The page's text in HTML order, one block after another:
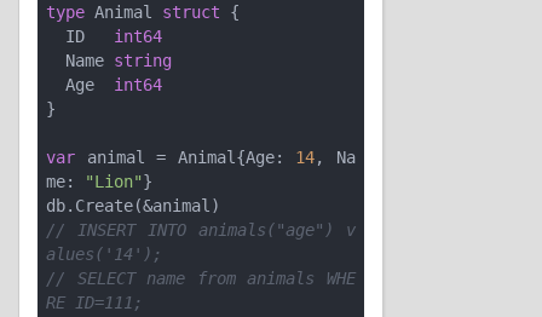
type Animal struct {
  ID
int64
  Name
string
  Age
int64
}
var animal = Animal{Age: 14, Na
me:
"Lion"}
// INSERT INTO animals("age") v
alues('14');
// SELECT name from animals WHE
RE ID=111;